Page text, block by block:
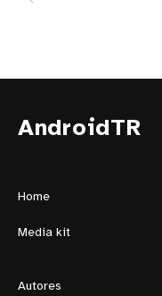
AndroidTR
Home
Media kit
Autores